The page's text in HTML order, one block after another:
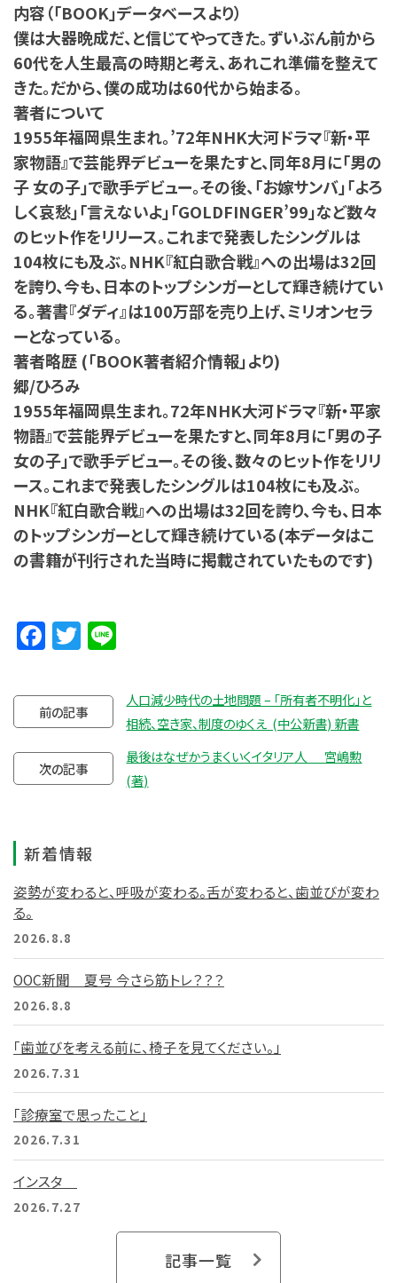
内容（「BOOK」データベースより）
僕は大器晩成だ、と信じてやってきた。ずいぶん前から
60代を人生最高の時期と考え、あれこれ準備を整えて
きた。だから、僕の成功は60代から始まる。
著者について
1955年福岡県生まれ。’72年NHK大河ドラマ『新・平
家物語』で芸能界デビューを果たすと、同年8月に「男の
子 女の子」で歌手デビュー。その後、「お嫁サンバ」「よろ
しく哀愁」「言えないよ」「GOLDFINGER’99」など数々
のヒット作をリリース。これまで発表したシングルは
104枚にも及ぶ。NHK『紅白歌合戦』への出場は32回
を誇り、今も、日本のトップシンガーとして輝き続けてい
る。著書『ダディ』は100万部を売り上げ、ミリオンセラ
ーとなっている。
著者略歴 (「BOOK著者紹介情報」より)
郷/ひろみ
1955年福岡県生まれ。72年NHK大河ドラマ『新・平家
物語』で芸能界デビューを果たすと、同年8月に「男の子
女の子」で歌手デビュー。その後、数々のヒット作をリリ
ース。これまで発表したシングルは104枚にも及ぶ。
NHK『紅白歌合戦』への出場は32回を誇り、今も、日本
のトップシンガーとして輝き続けている(本データはこ
の書籍が刊行された当時に掲載されていたものです)
Facebook
Twitter
前の記事
人口減少時代の土地問題 – 「所有者不明化」と
相続、空き家、制度のゆくえ (中公新書) 新書
次の記事
最後はなぜかうまくいくイタリア人 宮嶋勲
(著)
新着情報
姿勢が変わると、呼吸が変わる。舌が変わると、歯並びが変わ
る。
2026.8.8
OOC新聞 夏号 今さら筋トレ？？？
2026.8.8
「歯並びを考える前に、椅子を見てください。」
2026.7.31
「診療室で思ったこと」
2026.7.31
インスタ
2026.7.27
記事一覧